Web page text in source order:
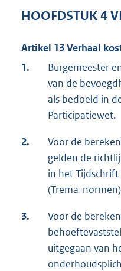
HOOFDSTUK 4
Artikel 13 Verhaal
1.
Burgemeester
van de
als bedoeld in
Participatiewet.
2.
Voor de
gelden de
in het
(Trema-
3.
Voor de
uitgegaan van